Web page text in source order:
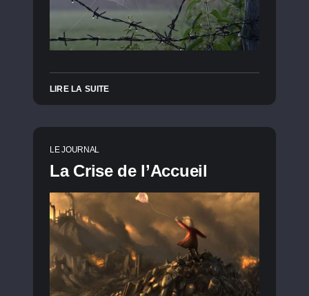
LIRE LA SUITE
LE JOURNAL
La Crise de l’Accueil